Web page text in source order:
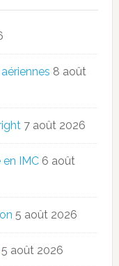
8 août
7 août 2026
IMC 6 août
5 août 2026
5 août 2026